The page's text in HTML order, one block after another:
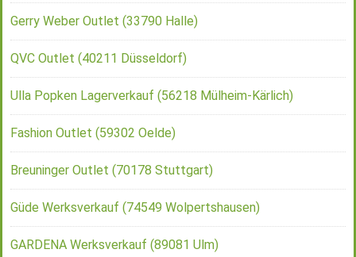
Gerry Weber Outlet (33790 Halle)
QVC Outlet (40211 Düsseldorf)
Ulla Popken Lagerverkauf (56218 Mülheim-Kärlich)
Fashion Outlet (59302 Oelde)
Breuninger Outlet (70178 Stuttgart)
Güde Werksverkauf (74549 Wolpertshausen)
GARDENA Werksverkauf (89081 Ulm)